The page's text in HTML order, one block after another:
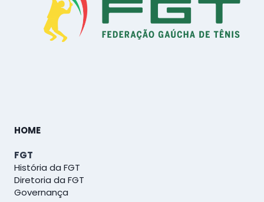
HOME
FGT
História da FGT
Diretoria da FGT
Governança